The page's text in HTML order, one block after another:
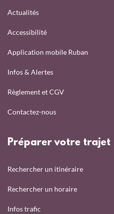
Actualités
Accessibilité
Application mobile Ruban
Infos & Alertes
Règlement et CGV
Contactez-nous
Préparer votre trajet
Rechercher un itinéraire
Rechercher un horaire
Infos trafic